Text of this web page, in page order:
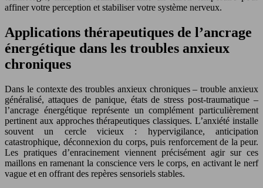
affiner votre perception et stabiliser votre système nerveux.
Applications thérapeutiques de l’ancrage
énergétique dans les troubles anxieux
chroniques
Dans le contexte des troubles anxieux chroniques – trouble anxieux
généralisé, attaques de panique, états de stress post-traumatique –
l’ancrage énergétique représente un complément particulièrement
pertinent aux approches thérapeutiques classiques. L’anxiété installe
souvent un cercle vicieux : hypervigilance, anticipation
catastrophique, déconnexion du corps, puis renforcement de la peur.
Les pratiques d’enracinement viennent précisément agir sur ces
maillons en ramenant la conscience vers le corps, en activant le nerf
vague et en offrant des repères sensoriels stables.